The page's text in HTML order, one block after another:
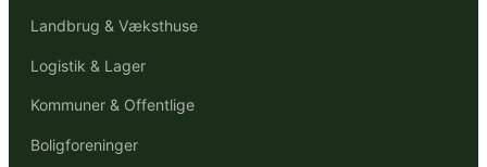
Landbrug & Væksthuse
Logistik & Lager
Kommuner & Offentlige
Boligforeninger